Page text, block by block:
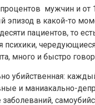
мужчин и
в какой-то
пациентов, то
много и быстро
убийственная:
и маниакально-